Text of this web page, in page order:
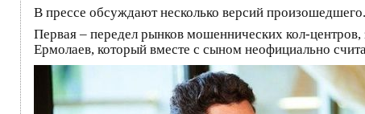
В прессе обсуждают несколько версий произошедшего.
Первая – передел рынков мошеннических кол-
Ермолаев, который вместе с сыном неофициально